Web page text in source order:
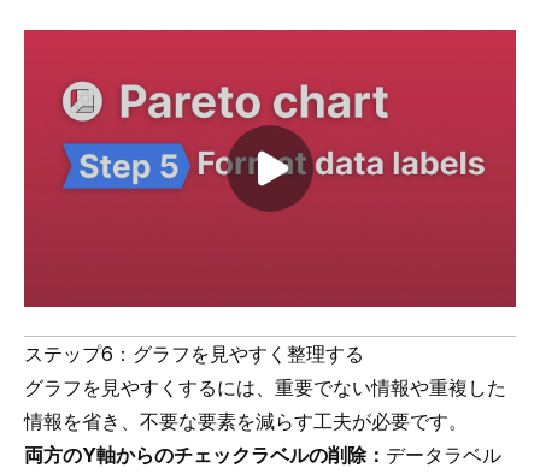
Play video
ステップ6：グラフを見やすく整理する
グラフを見やすくするには、重要でない情報や重複した
情報を省き、不要な要素を減らす工夫が必要です。
両方のY軸からのチェックラベルの削除： データラベル